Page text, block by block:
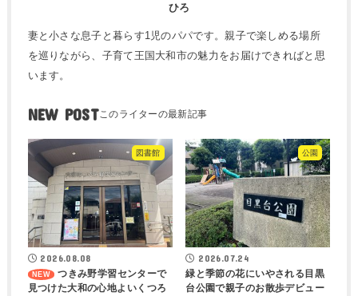
ひろ
妻と小さな息子と暮らす1児のパパです。親子で楽しめる場所
を巡りながら、子育て王国大和市の魅力をお届けできればと思
います。
NEW POST
図書館
2026.08.08
つきみ野学習センターで
見つけた大和の心地よいくつろ
公園
2026.07.24
緑と季節の花にいやされる目黒
台公園で親子のお散歩デビュー